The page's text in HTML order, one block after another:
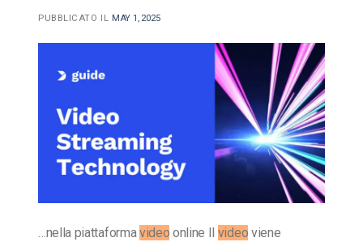
PUBBLICATO IL MAY 1, 2025
…nella piattaformavideo online Il video viene